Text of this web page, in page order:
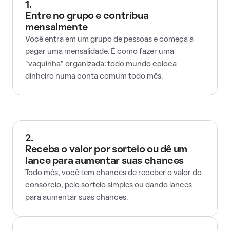
1.
Entre no grupo e contribua
mensalmente
Você entra em um grupo de pessoas e começa a
pagar uma mensalidade. É como fazer uma
"vaquinha" organizada: todo mundo coloca
dinheiro numa conta comum todo mês.
2.
Receba o valor por sorteio ou dê um
lance para aumentar suas chances
Todo mês, você tem chances de receber o valor do
consórcio, pelo sorteio simples ou dando lances
para aumentar suas chances.